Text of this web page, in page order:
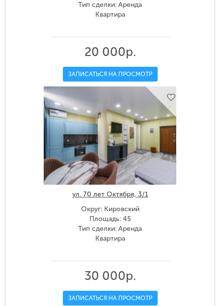
Тип сделки: Аренда
Квартира
20 000р.
ЗАПИСАТЬСЯ НА ПРОСМОТР
ул. 70 лет Октября, 3/1
Округ: Кировский
Площадь: 45
Тип сделки: Аренда
Квартира
30 000р.
ЗАПИСАТЬСЯ НА ПРОСМОТР